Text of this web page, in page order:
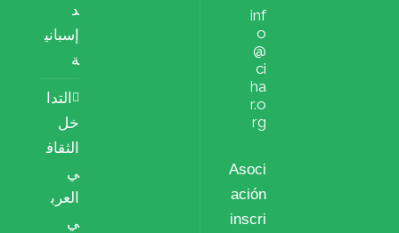
د
إسباني
ة
التدا
خل
الثقاف
ي
العرب
ي
inf
o
@
ci
ha
r.o
rg
Asoci
ación
inscri